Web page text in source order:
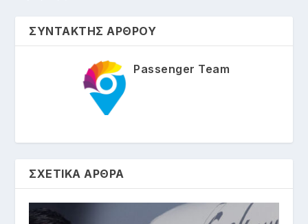
ΣΥΝΤΑΚΤΗΣ ΑΡΘΡΟΥ
Passenger Team
ΣΧΕΤΙΚΑ ΑΡΘΡΑ